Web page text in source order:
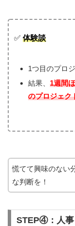
✅ 体験談
1つ目のプロ
結果、 1週間
のプロジェク
慌てて興味のない
な判断を！
STEP④：人事